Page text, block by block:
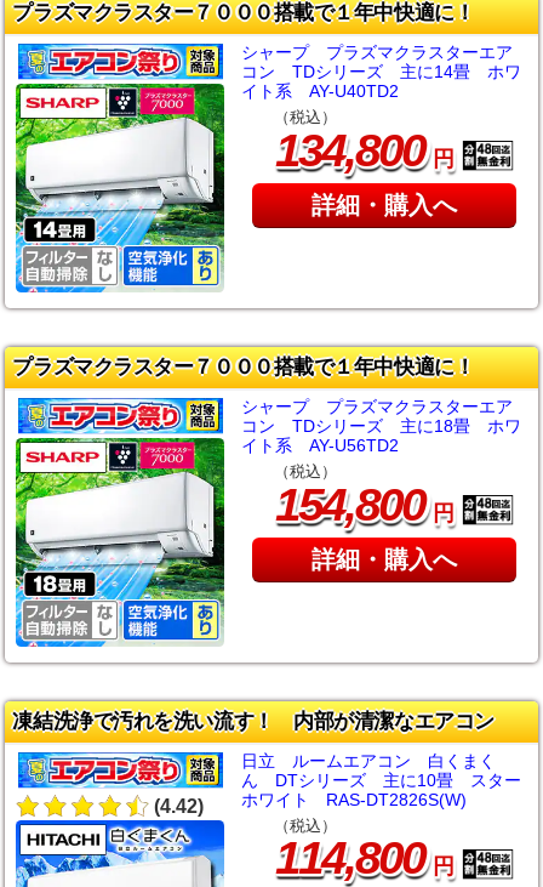
プラズマクラスター７０００搭載で１年中快適に！
シャープ プラズマクラスターエア
コン TDシリーズ 主に14畳 ホワ
イト系 AY-U40TD2
（税込）
134,800円
詳細・購入へ
プラズマクラスター７０００搭載で１年中快適に！
シャープ プラズマクラスターエア
コン TDシリーズ 主に18畳 ホワ
イト系 AY-U56TD2
（税込）
154,800円
詳細・購入へ
凍結洗浄で汚れを洗い流す！ 内部が清潔なエアコン
(4.42)
日立 ルームエアコン 白くまく
ん DTシリーズ 主に10畳 スター
ホワイト RAS-DT2826S(W)
（税込）
114,800円